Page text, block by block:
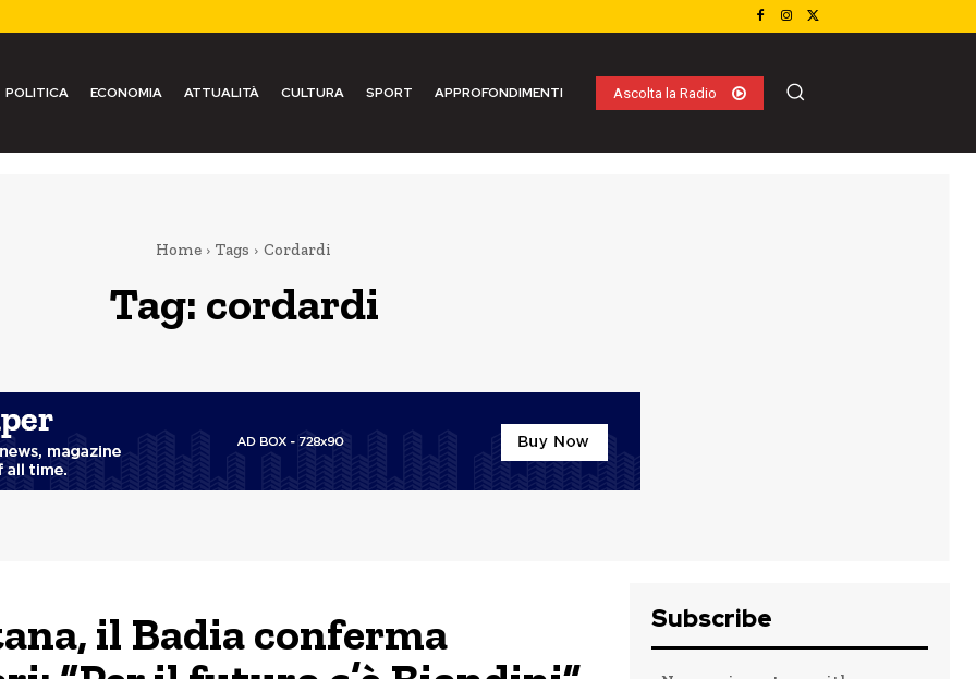
POLITICA ECONOMIA ATTUALITÀ CULTURA SPORT APPROFONDIMENTI Ascolta la Radio
Home Tags Cordardi
Tag: cordardi
il Badia conferma
Subscribe